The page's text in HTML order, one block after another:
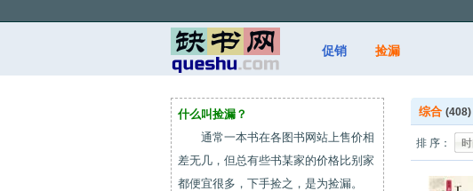
促销 捡漏
什么叫捡漏？
通常一本书在各图书网站上售价相
差无几，但总有些书某家的价格比别家
都便宜很多，下手捡之，是为捡漏。
综合 (408)
排 序：